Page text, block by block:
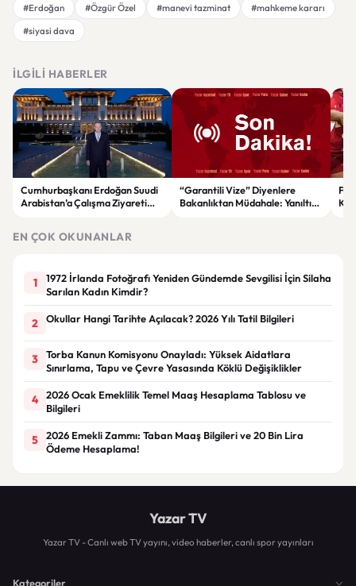
#Erdoğan #Özgür Özel #manevi tazminat
#mahkeme kararı
#siyasi dava
İLGILI HABERLER
Cumhurbaşkanı Erdoğan Suudi
Arabistan’a Çalışma Ziyareti
“Garantili Vize” Diyenlere
Bakanlıktan Müdahale: Yanıltıcı
EN ÇOK OKUNANLAR
1
1972 İrlanda Fotoğrafı Yeniden Gündemde Sevgilisi İçin Silaha
Sarılan Kadın Kimdir?
2 Okullar Hangi Tarihte Açılacak? 2026 Yılı Tatil Bilgileri
3
Torba Kanun Komisyonu Onayladı: Yüksek Aidatlara
Sınırlama, Tapu ve Çevre Yasasında Köklü Değişiklikler
4
2026 Ocak Emeklilik Temel Maaş Hesaplama Tablosu ve
Bilgileri
5
2026 Emekli Zammı: Taban Maaş Bilgileri ve 20 Bin Lira
Ödeme Hesaplama!
Yazar TV
Yazar TV - Canlı web TV yayını, video haberler, canlı spor yayınları
Kategoriler